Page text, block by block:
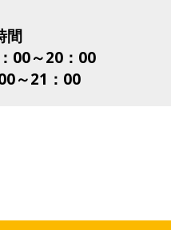
間
00～20：00
～21：00